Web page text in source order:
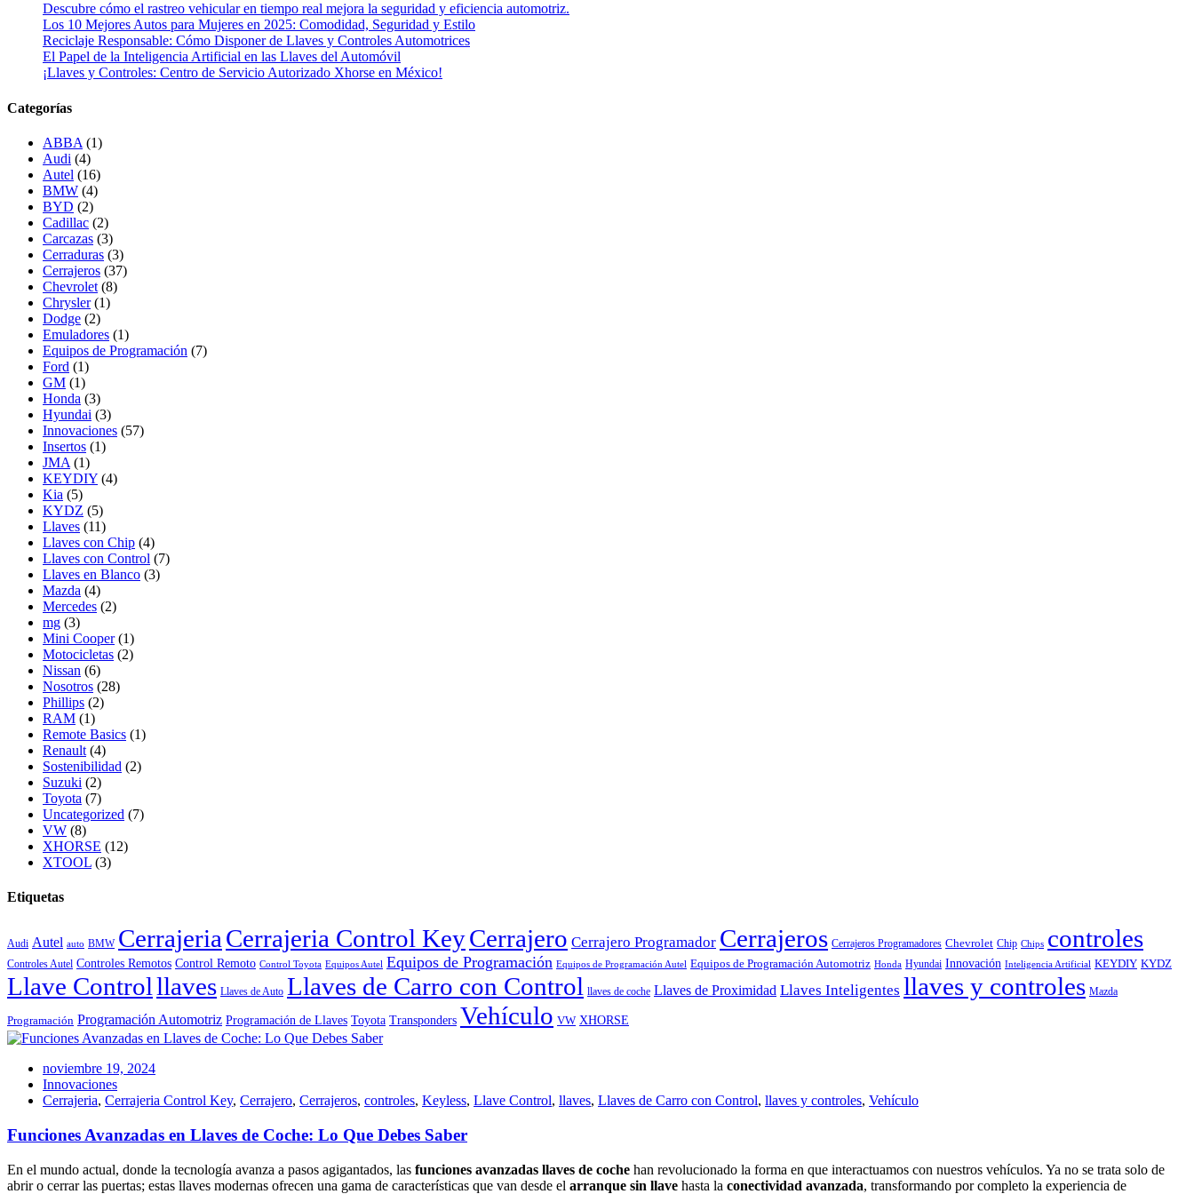
Descubre cómo el rastreo vehicular en tiempo real mejora la seguridad y eficiencia automotriz.
Los 10 Mejores Autos para Mujeres en 2025: Comodidad, Seguridad y Estilo
Reciclaje Responsable: Cómo Disponer de Llaves y Controles Automotrices
El Papel de la Inteligencia Artificial en las Llaves del Automóvil
¡Llaves y Controles: Centro de Servicio Autorizado Xhorse en México!
Categorías
ABBA (1)
Audi (4)
Autel (16)
BMW (4)
BYD (2)
Cadillac (2)
Carcazas (3)
Cerraduras (3)
Cerrajeros (37)
Chevrolet (8)
Chrysler (1)
Dodge (2)
Emuladores (1)
Equipos de Programación (7)
Ford (1)
GM (1)
Honda (3)
Hyundai (3)
Innovaciones (57)
Insertos (1)
JMA (1)
KEYDIY (4)
Kia (5)
KYDZ (5)
Llaves (11)
Llaves con Chip (4)
Llaves con Control (7)
Llaves en Blanco (3)
Mazda (4)
Mercedes (2)
mg (3)
Mini Cooper (1)
Motocicletas (2)
Nissan (6)
Nosotros (28)
Phillips (2)
RAM (1)
Remote Basics (1)
Renault (4)
Sostenibilidad (2)
Suzuki (2)
Toyota (7)
Uncategorized (7)
VW (8)
XHORSE (12)
XTOOL (3)
Etiquetas
Audi Autel auto BMW Cerrajeria Cerrajeria Control KeyCerrajero Cerrajero Programador Cerrajeros Cerrajeros Programadores Chevrolet Chip Chips controles
Controles Autel Controles Remotos Control Remoto Control Toyota Equipos Autel Equipos de Programación Equipos de Programación Autel Equipos de Programación Automotriz Honda Hyundai Innovación Inteligencia Artificial KEYDIY KYDZ
Llave Controlllaves Llaves de Auto Llaves de Carro con Control llaves de coche Llaves de Proximidad Llaves Inteligentes llaves y controles Mazda
Programación Programación Automotriz Programación de Llaves Toyota Transponders Vehículo VW XHORSE
noviembre 19, 2024
Innovaciones
Cerrajeria, Cerrajeria Control Key, Cerrajero, Cerrajeros, controles, Keyless, Llave Control, llaves, Llaves de Carro con Control, llaves y controles, Vehículo
Funciones Avanzadas en Llaves de Coche: Lo Que Debes Saber
En el mundo actual, donde la tecnología avanza a pasos agigantados, las funciones avanzadas llaves de coche han revolucionado la forma en que interactuamos con nuestros vehículos. Ya no se trata solo de
abrir o cerrar las puertas; estas llaves modernas ofrecen una gama de características que van desde el arranque sin llave hasta la conectividad avanzada, transformando por completo la experiencia de